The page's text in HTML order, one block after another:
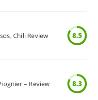
Chili Review 8.5
– Review 8.3